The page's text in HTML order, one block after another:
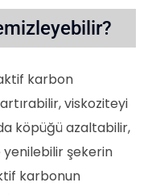
karbon
viskoziteyi
köpüğü azaltabilir,
yenilebilir şekerin
karbonun